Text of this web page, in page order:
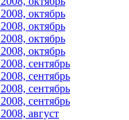
октябрь
октябрь
октябрь
октябрь
сентябрь
сентябрь
сентябрь
сентябрь
август